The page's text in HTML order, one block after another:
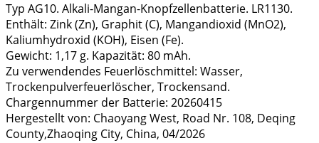
Typ AG10. Alkali-Mangan-Knopfzellenbatterie. LR1130.
Enthält: Zink (Zn), Graphit (C), Mangandioxid (MnO2),
Kaliumhydroxid (KOH), Eisen (Fe).
Gewicht: 1,17 g. Kapazität: 80 mAh.
Zu verwendendes Feuerlöschmittel: Wasser,
Trockenpulverfeuerlöscher, Trockensand.
Chargennummer der Batterie: 20260415
Hergestellt von: Chaoyang West, Road Nr. 108, Deqing
County,Zhaoqing City, China, 04/2026